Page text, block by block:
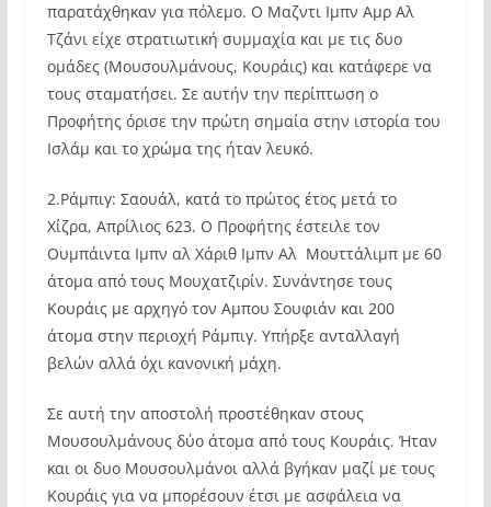
παρατάχθηκαν για πόλεμο. Ο Μαζντι Ιμπν Αμρ Αλ
Τζάνι είχε στρατιωτική συμμαχία και με τις δυο
ομάδες (Μουσουλμάνους, Κουράις) και κατάφερε να
τους σταματήσει. Σε αυτήν την περίπτωση ο
Προφήτης όρισε την πρώτη σημαία στην ιστορία του
Ισλάμ και το χρώμα της ήταν λευκό.
2.Ράμπιγ: Σαουάλ, κατά το πρώτος έτος μετά το
Χίζρα, Απρίλιος 623. Ο Προφήτης έστειλε τον
Ουμπάιντα Ιμπν αλ Χάριθ Ιμπν Αλ  Μουττάλιμπ με 60
άτομα από τους Μουχατζιρίν. Συνάντησε τους
Κουράις με αρχηγό τον Αμπου Σουφιάν και 200
άτομα στην περιοχή Ράμπιγ. Υπήρξε ανταλλαγή
βελών αλλά όχι κανονική μάχη.
Σε αυτή την αποστολή προστέθηκαν στους
Μουσουλμάνους δύο άτομα από τους Κουράις. Ήταν
και οι δυο Μουσουλμάνοι αλλά βγήκαν μαζί με τους
Κουράις για να μπορέσουν έτσι με ασφάλεια να